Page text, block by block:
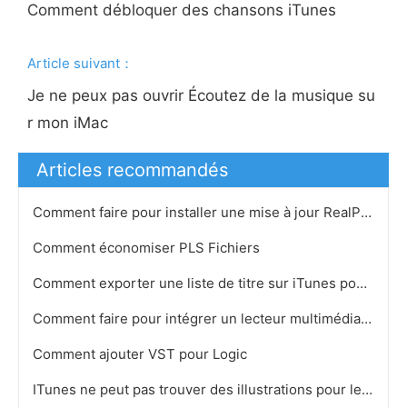
Comment débloquer des chansons iTunes
Article suivant：
Je ne peux pas ouvrir Écoutez de la musique su
r mon iMac
Articles recommandés
Comment faire pour installer une mise à jour RealPlayer
Comment économiser PLS Fichiers
Comment exporter une liste de titre sur iTunes pour Imprimer
Comment faire pour intégrer un lecteur multimédia Microsoft
Comment ajouter VST pour Logic
ITunes ne peut pas trouver des illustrations pour les noms d'album avec Parenthèse